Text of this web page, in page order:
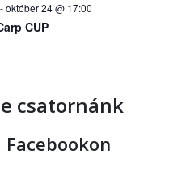
-október 24 @ 17:00
CUP
csatornánk